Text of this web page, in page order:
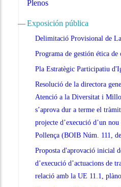
Plenos
Exposición pública
Delimitació Provisional de
Programa de gestión ética de
Pla Estratègic Participatiu
Resolució de la directora
Atenció a la Diversitat i
s’aprova dur a terme el
projecte d’execució d’un
Pollença (BOIB Núm. 111,
Proposta d'aprovació inicial
d’execució d’actuacions de
relació amb la UE 11.1,